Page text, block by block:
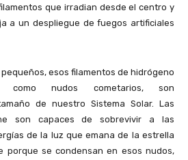
que irradian desde el centro y
a un despliegue de fuegos artificiales
esos filamentos de hidrógeno
como nudos cometarios, son
de nuestro Sistema Solar. Las
son capaces de sobrevivir a las
de la luz que emana de la estrella
porque se condensan en esos nudos,